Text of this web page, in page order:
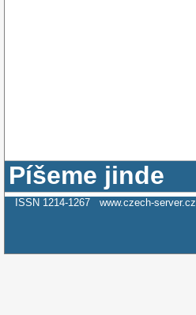
Píšeme jinde
ISSN 1214-1267 www.czech-server.cz